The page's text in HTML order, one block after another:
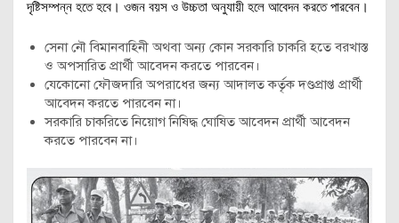
দৃষ্টিসম্পন্ন হতে হবে। ওজন বয়স ও উচ্চতা অনুযায়ী হলে আবেদন করতে পারবেন।
সেনা নৌ বিমানবাহিনী অথবা অন্য কোন সরকারি চাকরি হতে বরখাস্ত
ও অপসারিত প্রার্থী আবেদন করতে পারবেন।
যেকোনো ফৌজদারি অপরাধের জন্য আদালত কর্তৃক দণ্ডপ্রাপ্ত প্রার্থী
আবেদন করতে পারবেন না।
সরকারি চাকরিতে নিয়োগ নিষিদ্ধ ঘোষিত আবেদন প্রার্থী আবেদন
করতে পারবেন না।